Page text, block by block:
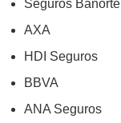
Seguros Banorte
AXA
HDI Seguros
BBVA
ANA Seguros